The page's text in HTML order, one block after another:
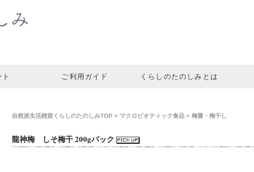
ご利用ガイド くらしのたのしみとは
自然派生活雑貨くらしのたのしみTOP > マクロビオティック食品 > 梅醤・梅干し
龍神梅 しそ梅干 200gパック